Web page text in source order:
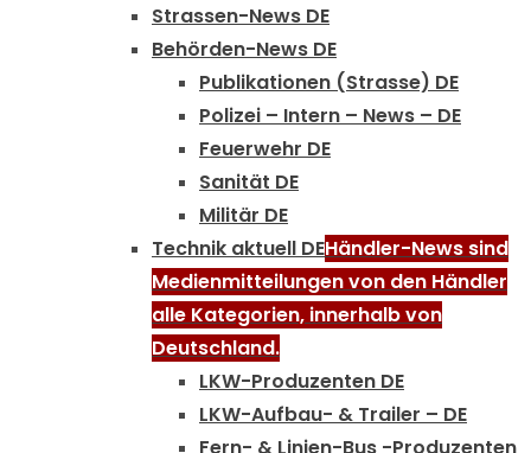
Strassen-News DE
Behörden-News DE
Publikationen (Strasse) DE
Polizei – Intern – News – DE
Feuerwehr DE
Sanität DE
Militär DE
Technik aktuell DEHändler-News sind
Medienmitteilungen von den Händler
alle Kategorien, innerhalb von
Deutschland.
LKW-Produzenten DE
LKW-Aufbau- & Trailer – DE